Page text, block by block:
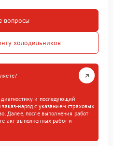
вопросы
холодильников
и последующий
наряд с указанием страховых
Далее, после выполнения работ
акт выполненных работ и